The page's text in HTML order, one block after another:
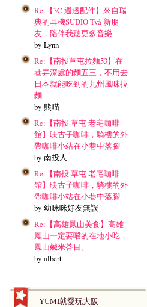
Re:【3C 週邊配件】來自瑞
典的耳機SUDIO Två 新朋
友，陪伴我聽更多音樂
by Lynn
Re:【南投草屯拉麵53】在
巷弄深處的麵五三，不用去
日本就能吃到的九州風味拉
麵
by 熊喵
Re:【南投 草屯 老宅咖啡
館】映古子咖啡，騎樓的外
帶咖啡小站在小巷中落腳
by 南投人
Re:【南投 草屯 老宅咖啡
館】映古子咖啡，騎樓的外
帶咖啡小站在小巷中落腳
by 幼咪咪好友無誤
Re:【高雄鳳山美食】高雄
鳳山一定要嚐的在地小吃，
鳳山鹹米荅目。
by albert
YUMI就愛玩大阪